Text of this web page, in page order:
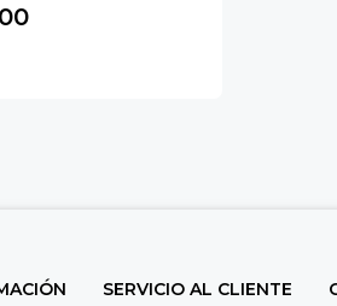
SERVICIO AL CLIENTE